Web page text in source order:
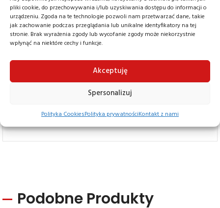
pliki cookie, do przechowywania i/lub uzyskiwania dostępu do informacji o
urządzeniu. Zgoda na te technologie pozwoli nam przetwarzać dane, takie
jak zachowanie podczas przeglądania lub unikalne identyfikatory na tej
stronie. Brak wyrażenia zgody lub wycofanie zgody może niekorzystnie
wpłynąć na niektóre cechy i funkcje.
Akceptuję
Spersonalizuj
Polityka CookiesPolityka prywatnościKontakt z nami
zarówno wewnątrz, jak i na zewnątrz budynków.
Seria ZP 200 doskonale sprawdza się w pracach
związanych z konserwacją, serwisem, naprawami
Temperatura pracy od – 10° do + 40 ° C
Cena Na Zapytanie
Podobne Produkty